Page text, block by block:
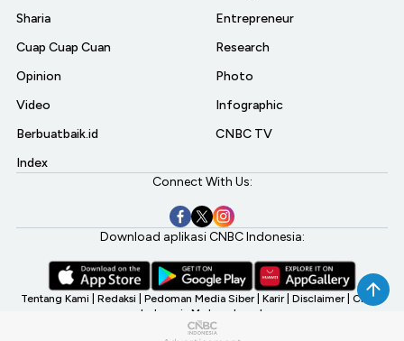
Sharia
Cuap Cuap Cuan
Opinion
Video
Berbuatbaik.id
Index
Entrepreneur
Research
Photo
Infographic
CNBC TV
Connect With Us:
Download aplikasi CNBC Indonesia:
Tentang Kami Redaksi Pedoman Media Siber Karir Disclaimer CNBC
Indonesia My Investment
©2026 CNBC Indonesia, A Transmedia Company